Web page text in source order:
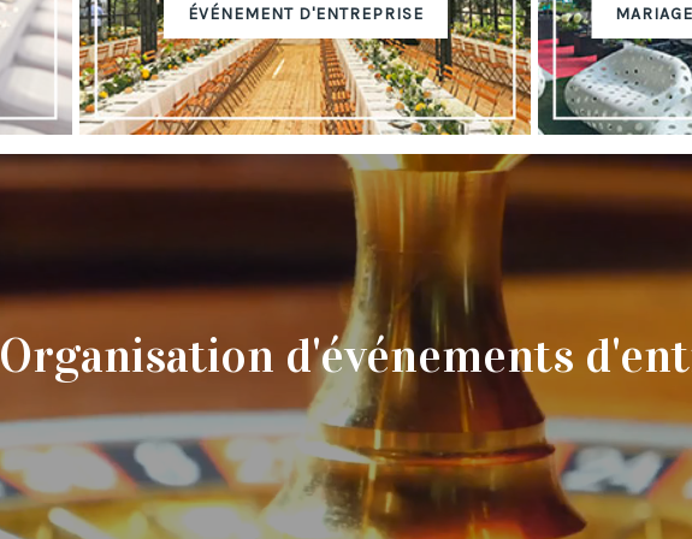
ÉVÉNEMENT D'ENTREPRISE
Organisation d'événements